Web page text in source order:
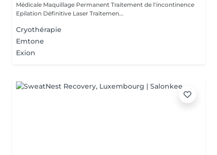
Médicale Maquillage Permanent Traitement de l'incontinence
Epilation Définitive Laser Traitemen...
Cryothérapie
Emtone
Exion